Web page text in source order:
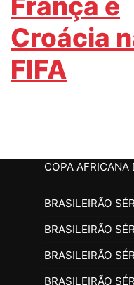
Croácia
FIFA
COPA AFRICANA
BRASILEIRÃO
BRASILEIRÃO
BRASILEIRÃO
BRASILEIRÃO